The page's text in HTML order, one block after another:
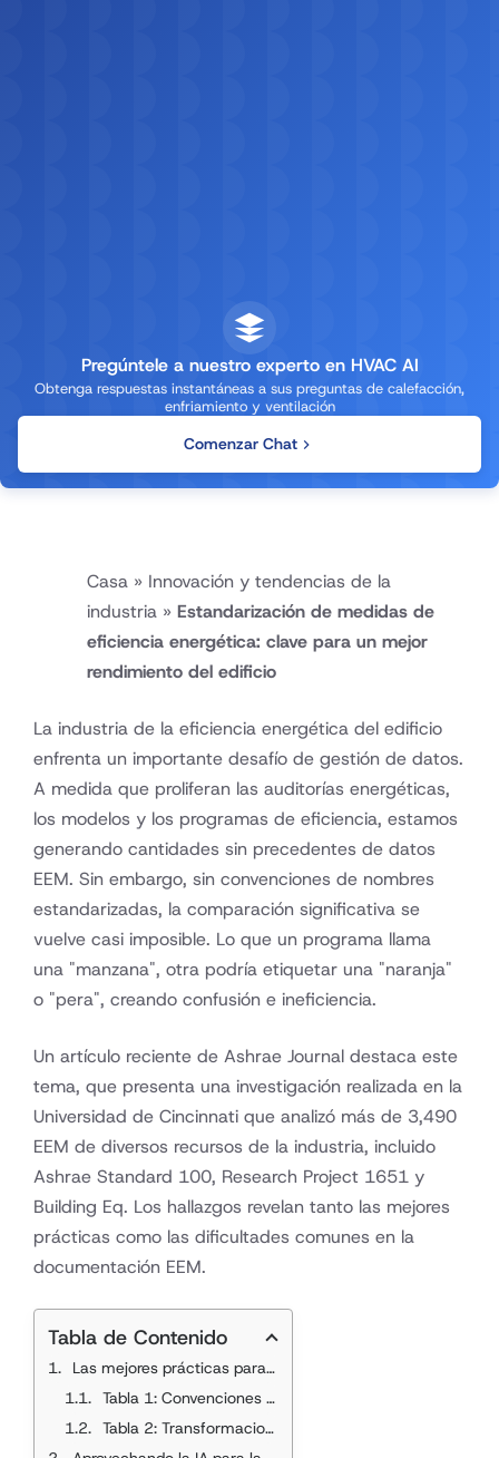
Pregúntele a nuestro experto en HVAC AI
Obtenga respuestas instantáneas a sus preguntas de calefacción,
enfriamiento y ventilación
Comenzar Chat
Casa » Innovación y tendencias de la
industria » Estandarización de medidas de
eficiencia energética: clave para un mejor
rendimiento del edificio
La industria de la eficiencia energética del edificio
enfrenta un importante desafío de gestión de datos.
A medida que proliferan las auditorías energéticas,
los modelos y los programas de eficiencia, estamos
generando cantidades sin precedentes de datos
EEM. Sin embargo, sin convenciones de nombres
estandarizadas, la comparación significativa se
vuelve casi imposible. Lo que un programa llama
una "manzana", otra podría etiquetar una "naranja"
o "pera", creando confusión e ineficiencia.
Un artículo reciente de Ashrae Journal destaca este
tema, que presenta una investigación realizada en la
Universidad de Cincinnati que analizó más de 3,490
EEM de diversos recursos de la industria, incluido
Ashrae Standard 100, Research Project 1651 y
Building Eq. Los hallazgos revelan tanto las mejores
prácticas como las dificultades comunes en la
documentación EEM.
Tabla de Contenido
Las mejores prácticas para nombrar EEMS
Tabla 1: Convenciones de nombres de EEM - Mejores prácticas versus errores comunes
Tabla 2: Transformaciones de nombres de EEM de muestra